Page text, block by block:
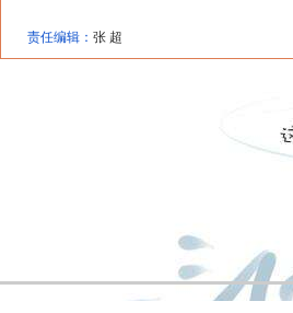
责任编辑： 张 超